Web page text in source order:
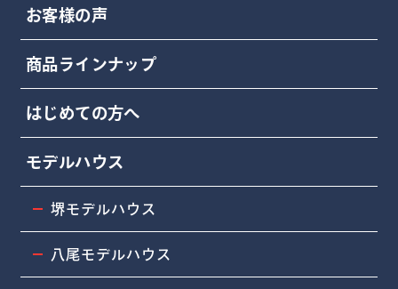
お客様の声
商品ラインナップ
はじめての方へ
モデルハウス
堺モデルハウス
八尾モデルハウス